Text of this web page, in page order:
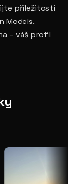
příležitosti
Models.
– váš profil